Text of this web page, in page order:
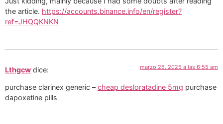
the article. https://accounts.binance.info/en/register?
ref=JHQQKNKN
Lthgcw dice: marzo 26, 2025 a las 6:55 am
purchase clarinex generic –cheap desloratadine 5mg purchase
dapoxetine pills